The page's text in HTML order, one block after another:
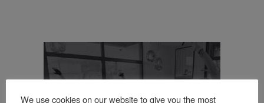
We use cookies on our website to give you the most